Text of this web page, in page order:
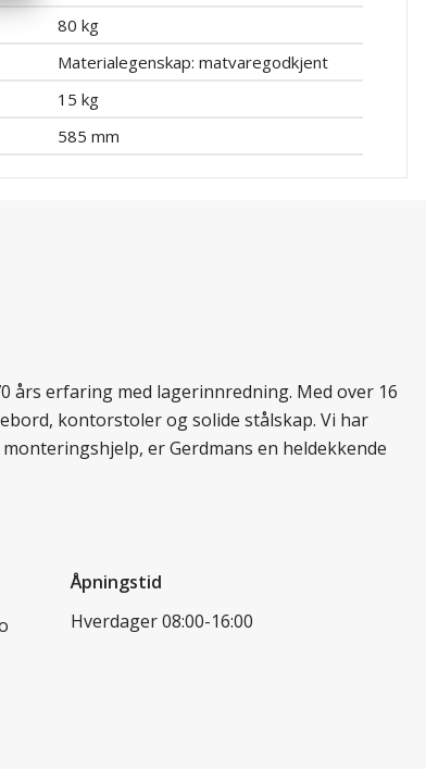
80 kg
Materialegenskap: matvaregodkjent
15 kg
585 mm
års erfaring med lagerinnredning. Med over 16
kontorstoler og solide stålskap. Vi har
er Gerdmans en heldekkende
Åpningstid
Hverdager 08:00-16:00